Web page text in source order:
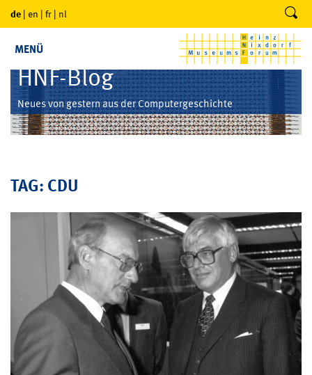
de | en | fr | nl
MENÜ
HNF-Blog
Neues von gestern aus der Computergeschichte
TAG: CDU